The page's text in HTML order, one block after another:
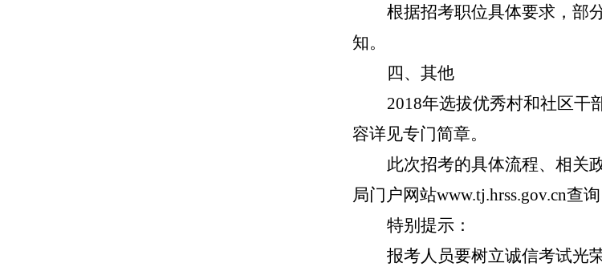
根据招考职位具体要求，部
知。
四、其他
2018年选拔优秀村和社区干
容详见专门简章。
此次招考的具体流程、相关
局门户网站www.tj.hrss.gov.cn查询
特别提示：
报考人员要树立诚信考试光